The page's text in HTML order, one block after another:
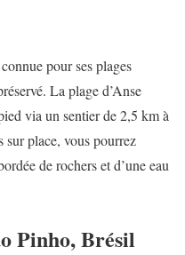
pour ses plages
La plage d’Anse
via un sentier de 2,5 km à
place, vous pourrez
de rochers et d’une eau
Pinho, Brésil